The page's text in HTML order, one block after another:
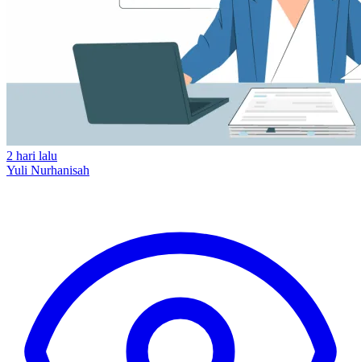
2 hari lalu
Yuli Nurhanisah